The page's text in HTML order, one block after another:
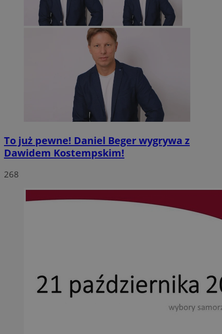
To już pewne! Daniel Beger wygrywa z
Dawidem Kostempskim!
268